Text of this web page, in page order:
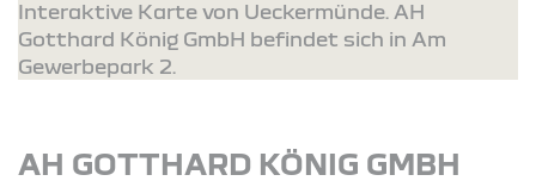
Interaktive Karte von Ueckermünde. AH
Gotthard König GmbH befindet sich in Am
Gewerbepark 2.
AH GOTTHARD KÖNIG GMBH